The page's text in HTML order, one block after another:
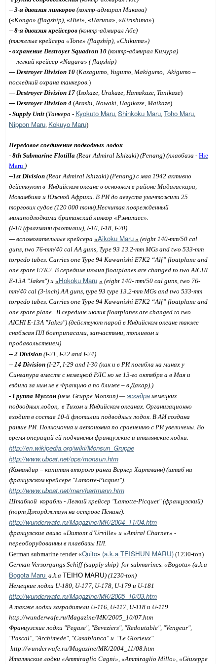
-- 3-я дивизия линкоров (контр-адмирал Микава)
(«Kongo» (flagship) , «Hiei», «Haruna», «Kirishima»)
-- 8-я дивизия крейсеров (контр-адмирал Абе)
(тяжелые крейсера «Tone» (flagship) , «Chikuma»)
- охранение Destroyer Squadron 10 (контр-адмирал Кимура)
--- легкий крейсер «Nagara» (flagship)
--- Destroyer Division 10 (Kazagumo Yugumo Makigumo Akigumo –
последний охрана танкеров. )
--- Destroyer Division 17 (Isokaze, Urakaze, Hamakaze, Tanikaze)
--- Destroyer Division 4 (Arashi, Nowaki, Hagikaze, Maikaze)
- Supply Unit (Танкера - Kyokuto Maru Shinkoku Maru Toho Maru
Nippon Maru Kokuyo Maru)
Передовое соединение подводных лодок
- 8th Submarine Flotilla (Rear Admiral Ishizaki) (Penang) (плавбаза - Hie
Maru )
--1st Division (Rear Admiral Ishizaki) (Penang) c мая 1942 активно
действуют в Индийском океане в основном в районе Мадагаскара,
Мозамбика и Южной Африки. В РИ до августа уничтожили 25
торгових судов (120 000 тонн).Несчитая поврежденный
миниподлодками британский линкор «Рэмилиес».
(I-10 (флагманн флотилии) , I-16, I-18, I-20)
--- вспомогательные крейсера «Aikoku Maru » (eight 140-mm/50 cal
guns, two 76-mm/40 cal AA guns, Type 93 13.2-mm MGs and two 533-mm
torpedo tubes. Carries one Type 94 Kawanishi E7K2 “Alf” floatplane and
one spare E7K2. В середине июлия floatplanes are changed to two AICHI
E-13A "Jakes") и «Hokoku Maru » (eight 140- mm/50 cal guns, two 76-
mm/40 cal (3-inch) AA guns, type 93 type 13.2-mm MGs and two 533-mm
torpedo tubes. Carries one Type 94 Kawanishi E7K2 “Alf” floatplane and
one spare plane.
В середине июлия floatplanes are changed to two
AICHI E-13A "Jakes") (действуют парой в Индийском океане также
снабжая ПЛ боеприпасами запчастями топливом и
продавольствием)
-- 2 Division (I-21, I-22 and I-24)
-- 14 Division (I-27, I-29 and I-30 (как и в РИ погибла на минах у
Сингапура вместе с немецкой РЛС но не 13-го октября а в Мая и
ездила за ним не в Францию а по ближе – в Дакар).)
- Группа Муссон (нем. Gruppe Monsun) — эскадра немецких
подводных лодок, в Тихом и Индийском океанах. Организационно
входит в состав 10-й флотилии подводных лодок. В АИ создана
ранше РИ. Полномочия и автономия по сравнению с РИ увеличены. Во
время операций ей подчинены французские и италянские лодки.
http://en.wikipedia.org/wiki/Monsun_Gruppe
http://www.uboat.net/ops/monsun.htm
(Командир – капитан второго ранга Вернер Хартманн) (штаб на
французском крейсере "Lamotte-Picquet").
http://www.uboat.net/men/hartmann.htm
Штабной корабль -Легкий крейсер "Lamotte-Picquet" (французский)
(порт Джорджтаун на острове Пенанг).
http://wunderwafe.ru/Magazine/MK/2004_11/04.htm
французские авизо «Dumont d’Urville» и «Amiral Charner» -
переоборудованны в плавбазы ПЛ.
German submarine tender «Quito» (a.k.a TEISHUN MARU) (1230-ton)
German Versorgungs Schiff (supply ship) for submarines. «Bogota» (a.k.a
Bogota Maru a.k.a TEIHO MARU) (1230-ton)
Немецкие лодки U-180, U-177, U-178, U-179 и U-181
http://wunderwafe.ru/Magazine/MK/2005_10/03.htm
А также лодки заградители U-116, U-117, U-118 и U-119
http://wunderwafe.ru/Magazine/MK/2005_10/07.htm
Французские лодки "Pegase", "Beveziers", "Redoutable", "Vengeur",
"Pascal", "Archimede", "Casablanca" и "Le Glorieux".
http://wunderwafe.ru/Magazine/MK/2004_11/08.htm
Италянские лодки «Ammiraglio Cagni», «Ammiraglio Millo», «Giuseppe